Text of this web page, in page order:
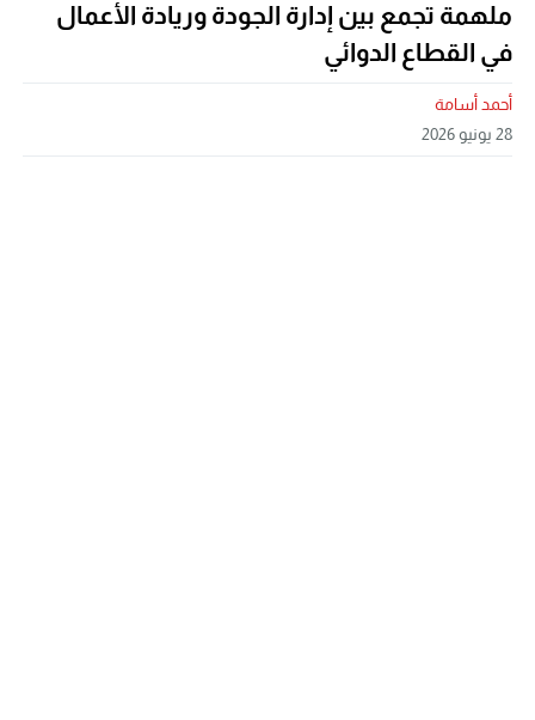
ملهمة تجمع بين إدارة الجودة وريادة الأعمال
في القطاع الدوائي
أحمد أسامة
28 يونيو 2026